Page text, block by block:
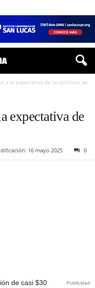
a la expectativa de las políticas de
expectativa de
16 mayo 2025 0
Publicidad
de casi $30